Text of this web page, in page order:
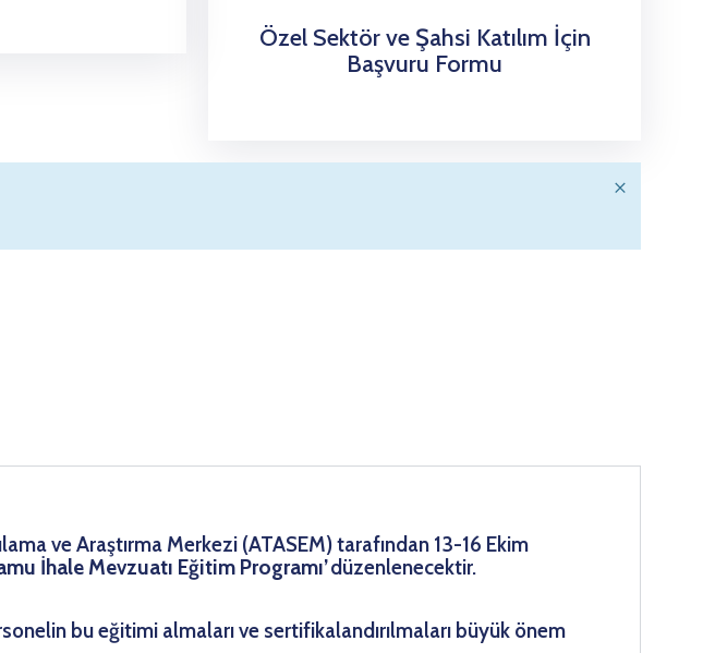
Özel Sektör ve Şahsi Katılım İçin
Başvuru Formu
×
ve Araştırma Merkezi (ATASEM) tarafından 13-16 Ekim
İhale Mevzuatı Eğitim Programı’düzenlenecektir.
bu eğitimi almaları ve sertifikalandırılmaları büyük önem